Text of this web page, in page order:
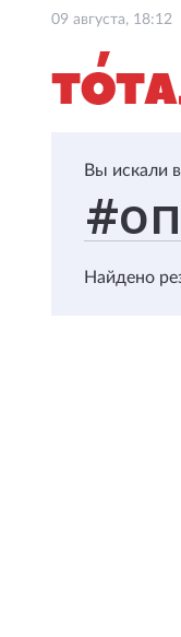
09 августа, 18:12
Вы искали
Найдено